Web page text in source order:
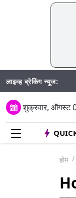
लाइव्ह ब्रेकिंग न्यूज:
शुक्रवार, ऑगस्ट
होम